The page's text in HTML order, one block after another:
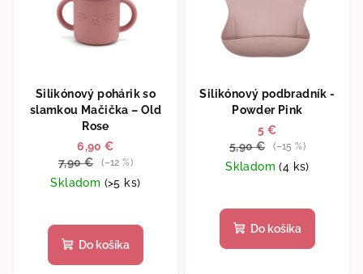
Silikónový pohárik so
slamkou Mačička – Old
Rose
6,90 €
7,90 €
(–12 %)
Skladom (>5 ks)
Do košíka
Silikónový podbradník -
Powder Pink
5 €
5,90 €
(–15 %)
Skladom(4 ks)
Do košíka